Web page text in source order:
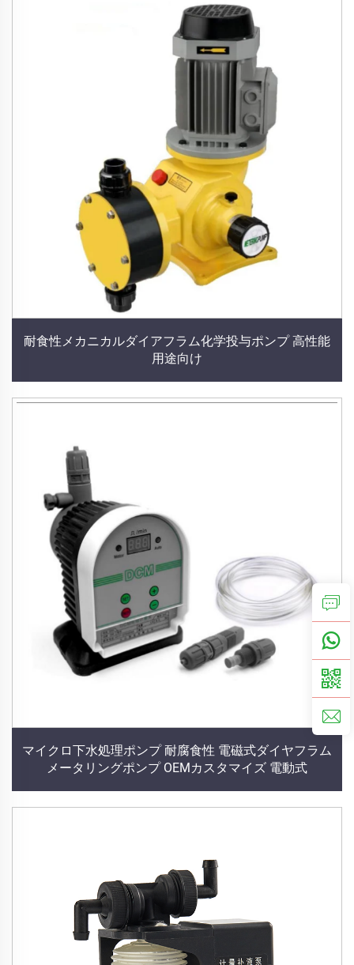
耐食性メカニカルダイアフラム化学投与ポンプ 高性能
用途向け
マイクロ下水処理ポンプ 耐腐食性 電磁式ダイヤフラム
メータリングポンプ OEMカスタマイズ 電動式